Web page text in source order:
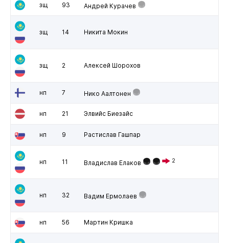
зщ 93 Андрей Курачев
зщ 14 Никита Мокин
зщ 2 Алексей Шорохов
нп 7 Нико Аалтонен
нп 21 Элвийс Биезайс
нп 9 Растислав Гашпар
нп 11 Владислав Елаков 2
нп 32 Вадим Ермолаев
нп 56 Мартин Кришка